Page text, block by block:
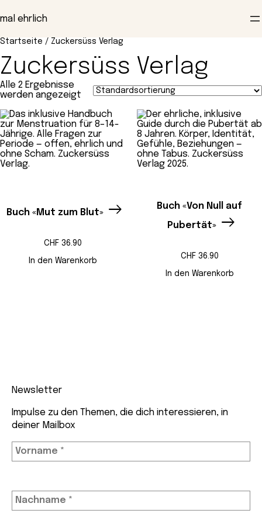
Inhalt
springen
mal ehrlich
Startseite / Zuckersüss Verlag
Zuckersüss Verlag
Alle 2 Ergebnisse
werden angezeigt
Buch «Mut zum Blut»
CHF 36.90
In den Warenkorb
Buch «Von Null auf
Pubertät»
CHF 36.90
In den Warenkorb
Newsletter
Impulse zu den Themen, die dich interessieren, in
deiner Mailbox